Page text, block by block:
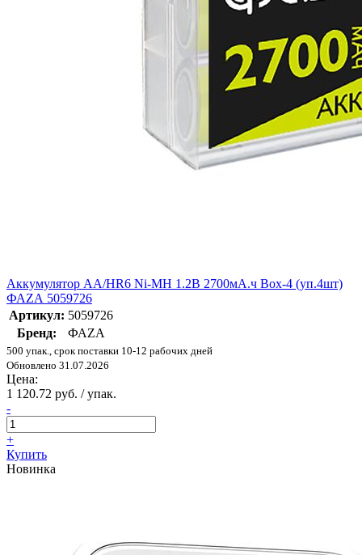
Аккумулятор AA/HR6 Ni-MH 1.2В 2700мА.ч Box-4 (уп.4шт)
ФАZА 5059726
Артикул: 5059726
Бренд:
ФАZА
500 упак., срок поставки 10-12 рабочих дней
Обновлено 31.07.2026
Цена:
1 120.72 руб. / упак.
-
+
Купить
Новинка